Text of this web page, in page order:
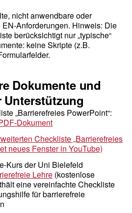
nicht anwendbare oder
Anforderungen. Hinweis: Die
berücksichtigt nur „typische“
keine Skripte (z.B.
Dokumente und
Unterstützung
„Barrierefreies PowerPoint“:
Dokument
Checkliste „Barrierefreies
neues Fenster in YouTube)
Kurs der Uni Bielefeld
Lehre (kostenlose
eine vereinfachte Checkliste
für barrierefreie